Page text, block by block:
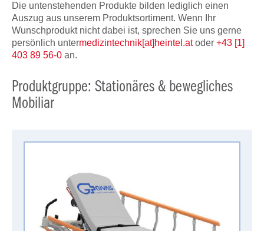
Die untenstehenden Produkte bilden lediglich einen
Auszug aus unserem Produktsortiment. Wenn Ihr
Wunschprodukt nicht dabei ist, sprechen Sie uns gerne
persönlich untermedizintechnik[at]heintel.atoder +43 [1]
403 89 56-0 an.
Produktgruppe: Stationäres & bewegliches
Mobiliar